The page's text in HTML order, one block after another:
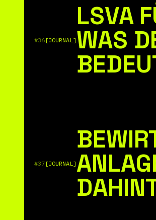
#36[JOURNAL]
LSVA
WAS
#37[JOURNAL]